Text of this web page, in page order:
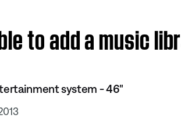
to add a music
system - 46"